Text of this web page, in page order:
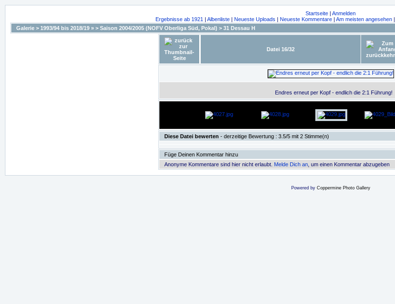
Startseite | Anmelden
Ergebnisse ab 1921 | Albenliste| Neueste Uploads | Neueste Kommentare| Am meisten angesehen|
Galerie > 1993/94 bis 2018/19 » > Saison 2004/2005 (NOFV Oberliga Süd, Pokal) > 31 Dessau H
Datei 16/32
Endres erneut per Kopf - endlich die 2:1 Führung!
Diese Datei bewerten - derzeitige Bewertung : 3.5/5 mit 2 Stimme(n)
Füge Deinen Kommentar hinzu
Anonyme Kommentare sind hier nicht erlaubt. Melde Dich an , um einen Kommentar abzugeben
Powered by Coppermine Photo Gallery